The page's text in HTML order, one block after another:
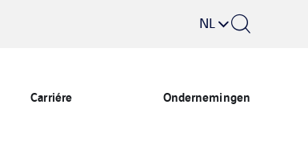
NL
Carriére Ondernemingen